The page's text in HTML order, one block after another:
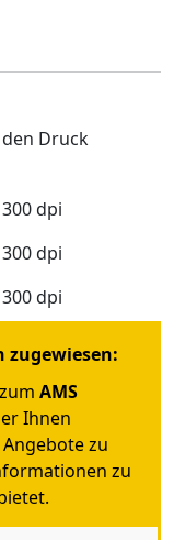
Druck
dpi
dpi
dpi
zugewiesen:
AMS
Ihnen
zu
zu